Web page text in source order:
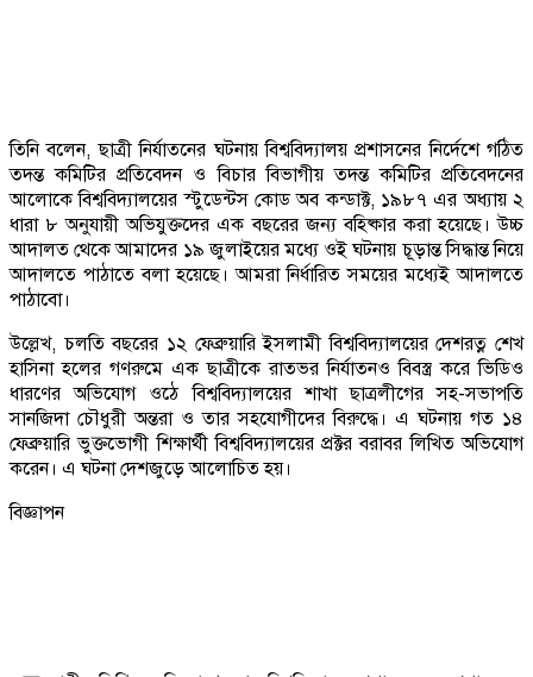
তিনি বলেন, ছাত্রী নির্যাতনের ঘটনায় বিশ্ববিদ্যালয় প্রশাসনের নির্দেশে গঠিত
তদন্ত কমিটির প্রতিবেদন ও বিচার বিভাগীয় তদন্ত কমিটির প্রতিবেদনের
আলোকে বিশ্ববিদ্যালয়ের স্টুডেন্টস কোড অব কন্ডাক্ট, ১৯৮৭ এর অধ্যায় ২
ধারা ৮ অনুযায়ী অভিযুক্তদের এক বছরের জন্য বহিষ্কার করা হয়েছে। উচ্চ
আদালত থেকে আমাদের ১৯ জুলাইয়ের মধ্যে ওই ঘটনায় চূড়ান্ত সিদ্ধান্ত নিয়ে
আদালতে পাঠাতে বলা হয়েছে। আমরা নির্ধারিত সময়ের মধ্যেই আদালতে
পাঠাবো।
উল্লেখ, চলতি বছরের ১২ ফেব্রুয়ারি ইসলামী বিশ্ববিদ্যালয়ের দেশরত্ন শেখ
হাসিনা হলের গণরুমে এক ছাত্রীকে রাতভর নির্যাতনও বিবস্ত্র করে ভিডিও
ধারণের অভিযোগ ওঠে বিশ্ববিদ্যালয়ের শাখা ছাত্রলীগের সহ-সভাপতি
সানজিদা চৌধুরী অন্তরা ও তার সহযোগীদের বিরুদ্ধে। এ ঘটনায় গত ১৪
ফেব্রুয়ারি ভুক্তভোগী শিক্ষার্থী বিশ্ববিদ্যালয়ের প্রক্টর বরাবর লিখিত অভিযোগ
করেন। এ ঘটনা দেশজুড়ে আলোচিত হয়।
বিজ্ঞাপন